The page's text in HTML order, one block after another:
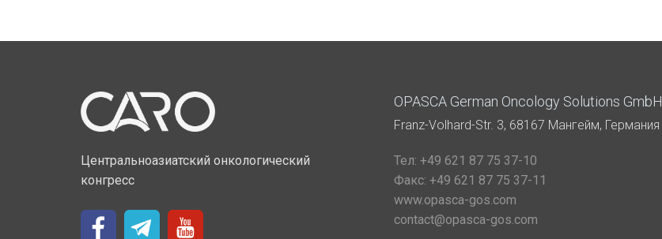
Центральноазиатский онкологический
конгресс
OPASCA German Oncology Solutions GmbH
Franz-Volhard-Str. 3, 68167 Мангейм, Германия
Тел: +49 621 87 75 37-10
Факс: +49 621 87 75 37-11
www.opasca-gos.com
contact@opasca-gos.com